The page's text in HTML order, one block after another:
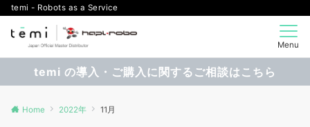
temi - Robots as a Service
Menu
temi の導入・ご購入に関するご相談はこちら
Home 2022年 11月